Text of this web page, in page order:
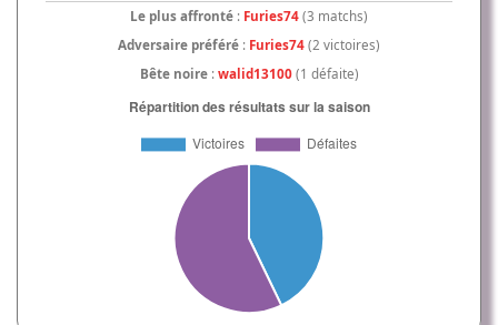
Le plus affronté : Furies74 (3 matchs)
Adversaire préféré : Furies74 (2 victoires)
Bête noire: walid13100(1 défaite)